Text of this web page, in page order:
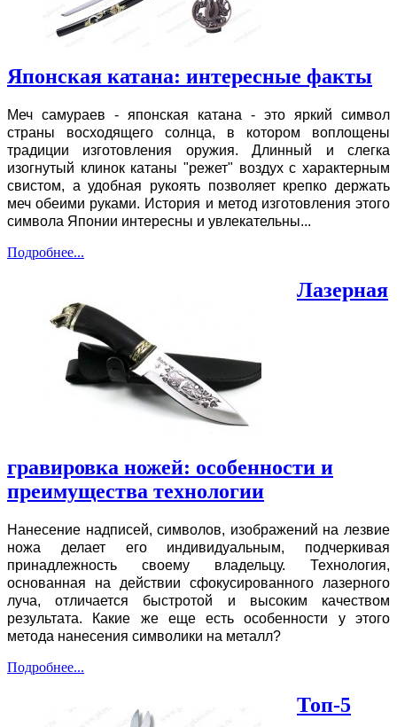
Японская катана: интересные факты
Меч самураев - японская катана - это яркий символ
страны восходящего солнца, в котором воплощены
традиции изготовления оружия. Длинный и слегка
изогнутый клинок катаны "режет" воздух с характерным
свистом, а удобная рукоять позволяет крепко держать
меч обеими руками. История и метод изготовления этого
символа Японии интересны и увлекательны...
Подробнее...
Лазерная
гравировка ножей: особенности и
преимущества технологии
Нанесение надписей, символов, изображений на лезвие
ножа делает его индивидуальным, подчеркивая
принадлежность своему владельцу. Технология,
основанная на действии сфокусированного лазерного
луча, отличается быстротой и высоким качеством
результата. Какие же еще есть особенности у этого
метода нанесения символики на металл?
Подробнее...
Топ-5